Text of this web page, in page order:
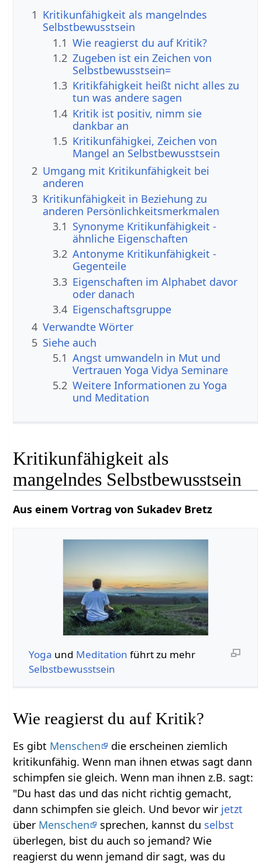
1 Kritikunfähigkeit als mangelndes
Selbstbewusstsein
1.1 Wie reagierst du auf Kritik?
1.2 Zugeben ist ein Zeichen von
Selbstbewusstsein=
1.3 Kritikfähigkeit heißt nicht alles zu
tun was andere sagen
1.4 Kritik ist positiv, nimm sie
dankbar an
1.5 Kritikunfähigkei, Zeichen von
Mangel an Selbstbewusstsein
2 Umgang mit Kritikunfähigkeit bei
anderen
3 Kritikunfähigkeit in Beziehung zu
anderen Persönlichkeitsmerkmalen
3.1 Synonyme Kritikunfähigkeit -
ähnliche Eigenschaften
3.2 Antonyme Kritikunfähigkeit -
Gegenteile
3.3 Eigenschaften im Alphabet davor
oder danach
3.4 Eigenschaftsgruppe
4 Verwandte Wörter
5 Siehe auch
5.1 Angst umwandeln in Mut und
Vertrauen Yoga Vidya Seminare
5.2 Weitere Informationen zu Yoga
und Meditation
Kritikunfähigkeit als
mangelndes Selbstbewusstsein
Aus einem Vortrag von Sukadev Bretz
Yoga und Meditation führt zu mehr
Selbstbewusstsein
Wie reagierst du auf Kritik?
Es gibt Menschen
die erscheinen ziemlich
kritikunfähig. Wenn man ihnen etwas sagt dann
schimpfen sie gleich. Wenn man ihnen z.B. sagt:
"Du hast das und das nicht richtig gemacht,
dann schimpfen sie gleich. Und bevor wir jetzt
über Menschen sprechen, kannst du selbst
überlegen, bist du auch so jemand? Wie
reagierst du wenn jemand dir sagt, was du